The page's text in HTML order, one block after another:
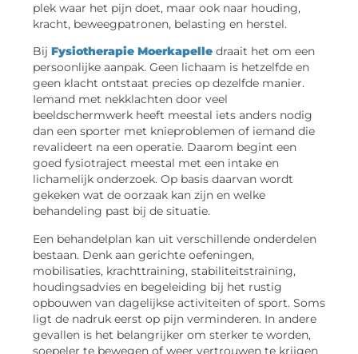
plek waar het pijn doet, maar ook naar houding,
kracht, beweegpatronen, belasting en herstel.
Bij Fysiotherapie Moerkapelle draait het om een
persoonlijke aanpak. Geen lichaam is hetzelfde en
geen klacht ontstaat precies op dezelfde manier.
Iemand met nekklachten door veel
beeldschermwerk heeft meestal iets anders nodig
dan een sporter met knieproblemen of iemand die
revalideert na een operatie. Daarom begint een
goed fysiotraject meestal met een intake en
lichamelijk onderzoek. Op basis daarvan wordt
gekeken wat de oorzaak kan zijn en welke
behandeling past bij de situatie.
Een behandelplan kan uit verschillende onderdelen
bestaan. Denk aan gerichte oefeningen,
mobilisaties, krachttraining, stabiliteitstraining,
houdingsadvies en begeleiding bij het rustig
opbouwen van dagelijkse activiteiten of sport. Soms
ligt de nadruk eerst op pijn verminderen. In andere
gevallen is het belangrijker om sterker te worden,
soepeler te bewegen of weer vertrouwen te krijgen